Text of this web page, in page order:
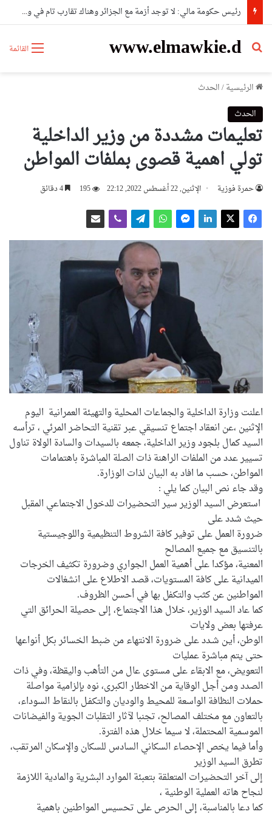
رئيس حكومة مالي: لا توجد أزمة مع الجزائر وهناك تقارب تام في وجهات النظر مع الرئيس تبون
القائمة www.elmawkie.d
بحث عن
الرئيسية/الحدث
الحدث
تعليمات مشددة من وزير الداخلية
تولي اهمية قصوى بملفات المواطن
حمرة فوزية الإثنين, 22 أغسطس 2022, 22:12 195
اعلنت وزارة الداخلية والجماعات المحلية والتهيئة العمرانية اليوم
الإثنين ،عن انعقاد اجتماع تنسيقي عبر تقنية التحاضر المرئي ، ترأسه
السيد كمال بلجود وزير الداخلية، جمعه بالسيدات والسادة الولاة تناول
تسيير عدد من الملفات الراهنة ذات الصلة المباشرة باهتمامات
المواطن، حسب ما افاد به البيان لذات الوزارة.
وقد جاء نص البيان كما يلي :
استعرض السيد الوزير سير التحضيرات للدخول الاجتماعي المقبل
حيث شدد على
ضرورة العمل على توفير كافة الشروط التنظيمية واللوجيستية
بالتنسيق مع جميع المصالح
المعنية، مؤكدا على أهمية العمل الجواري وضرورة تكثيف الخرجات
الميدانية على كافة المستويات، قصد الاطلاع على انشغالات
المواطنين عن كثب والتكفل بها في أحسن الظروف.
كما عاد السيد الوزير، خلال هذا الاجتماع، إلى حصيلة الحرائق التي
عرفتها بعض ولايات
الوطن، أيـن شـدد على ضرورة الانتهاء من ضبط الخسائر بكل أنواعها
حتى يتم مباشرة عمليات
التعويض، مع الابقاء على مستوى عال مـن التأهب واليقظة، وفي ذات
الصدد ومـن أجـل الوقاية مـن الاخطار الكبرى، نوه بإلزامية مواصلة
حملات النظافة الواسعة للمحيط والوديان والتكفـل بالنقاط السوداء،
بالتعاون مع مختلف المصالح، تجنبا لآثار التقلبات الجوية والفيضانات
الموسمية المحتملة، لا سيما خلال هذه الفترة.
وأما فيما يخص الإحصاء السكاني السادس للسكان والإسكان المرتقب،
تطرق السيد الوزير
إلى آخر التحضيرات المتعلقة بتعبئة الموارد البشرية والمادية اللازمة
لنجاح هاته العملية الوطنية ،
كما دعا بالمناسبة، إلى الحرص على تحسيس المواطنين باهمية